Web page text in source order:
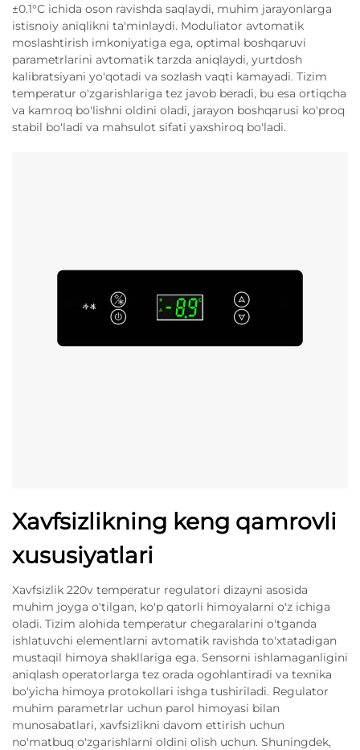
±0.1°C ichida oson ravishda saqlaydi, muhim jarayonlarga
istisnoiy aniqlikni ta'minlaydi. Moduliator avtomatik
moslashtirish imkoniyatiga ega, optimal boshqaruvi
parametrlarini avtomatik tarzda aniqlaydi, yurtdosh
kalibratsiyani yo'qotadi va sozlash vaqti kamayadi. Tizim
temperatur o'zgarishlariga tez javob beradi, bu esa ortiqcha
va kamroq bo'lishni oldini oladi, jarayon boshqarusi ko'proq
stabil bo'ladi va mahsulot sifati yaxshiroq bo'ladi.
Xavfsizlikning keng qamrovli
xususiyatlari
Xavfsizlik 220v temperatur regulatori dizayni asosida
muhim joyga o'tilgan, ko'p qatorli himoyalarni o'z ichiga
oladi. Tizim alohida temperatur chegaralarini o'tganda
ishlatuvchi elementlarni avtomatik ravishda to'xtatadigan
mustaqil himoya shakllariga ega. Sensorni ishlamaganligini
aniqlash operatorlarga tez orada ogohlantiradi va texnika
bo'yicha himoya protokollari ishga tushiriladi. Regulator
muhim parametrlar uchun parol himoyasi bilan
munosabatlari, xavfsizlikni davom ettirish uchun
no'matbuq o'zgarishlarni oldini olish uchun. Shuningdek,